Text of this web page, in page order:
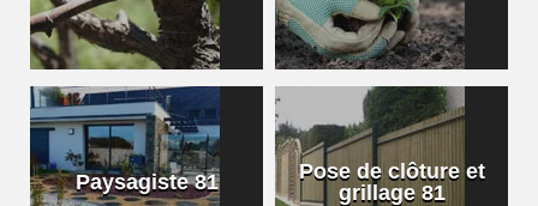
Paysagiste 81
Pose de clôture et
grillage 81